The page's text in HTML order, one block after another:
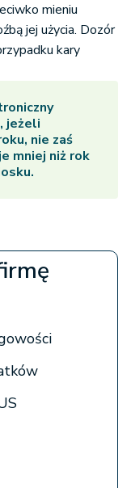
mieniu
jej użycia. Dozór
kary
jeżeli
nie zaś
mniej niż rok